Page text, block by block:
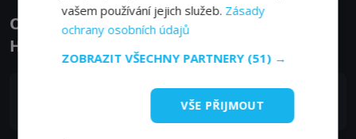
Obsazení filmu nebo pořadu Lidský terč -
Herci a tvůrci
vašem používání jejich služeb. Zásady
ochrany osobních údajů
ZOBRAZIT VŠECHNY PARTNERY (51) →
VŠE PŘIJMOUT